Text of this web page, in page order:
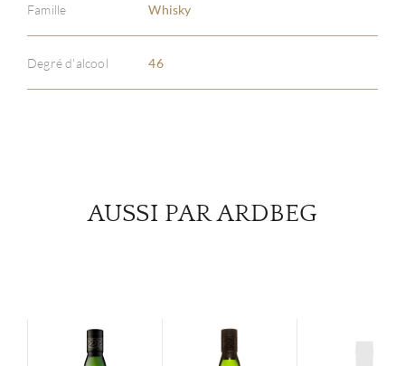
Famille Whisky
Degré d'alcool 46
AUSSI PAR ARDBEG